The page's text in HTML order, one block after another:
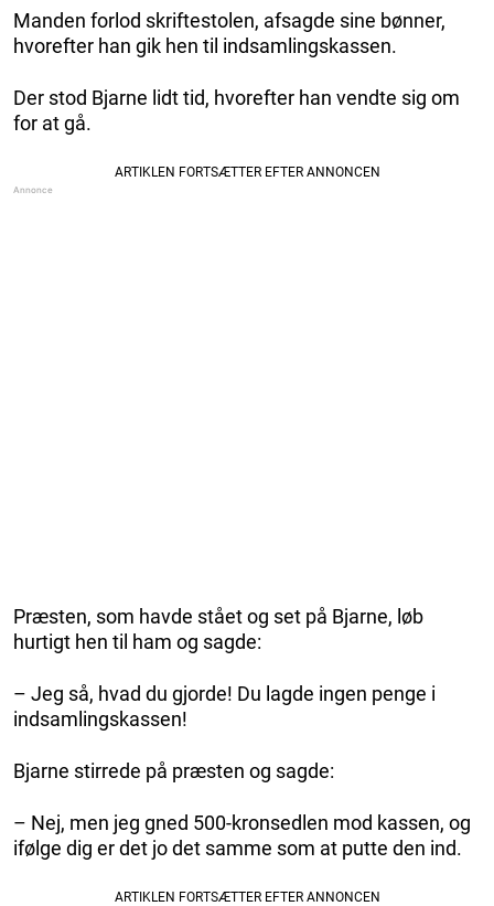
Manden forlod skriftestolen, afsagde sine bønner,
hvorefter han gik hen til indsamlingskassen.
Der stod Bjarne lidt tid, hvorefter han vendte sig om
for at gå.
Præsten, som havde stået og set på Bjarne, løb
hurtigt hen til ham og sagde:
– Jeg så, hvad du gjorde! Du lagde ingen penge i
indsamlingskassen!
Bjarne stirrede på præsten og sagde:
– Nej, men jeg gned 500-kronsedlen mod kassen, og
ifølge dig er det jo det samme som at putte den ind.